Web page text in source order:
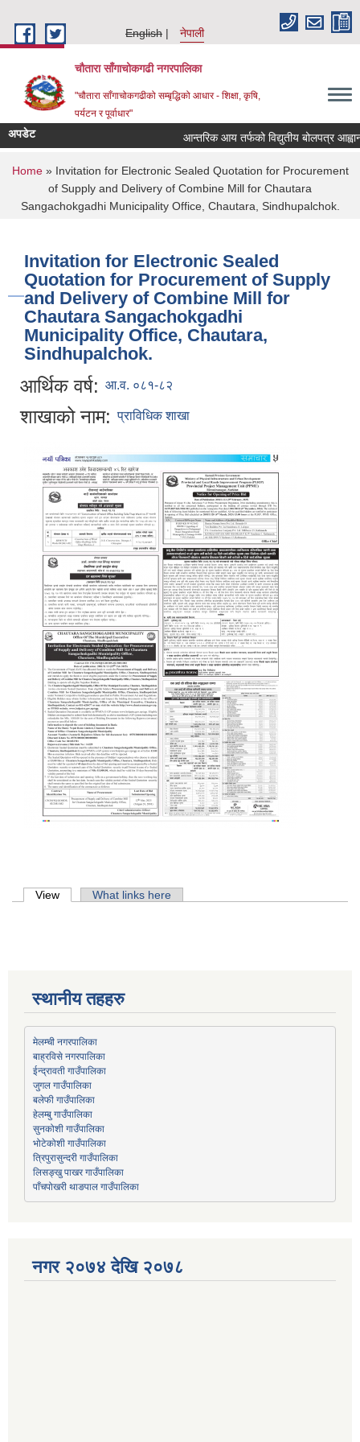
English
नेपाली
चौतारा साँगाचोकगढी नगरपालिका
"चौतारा साँगाचोकगढीको सम्बृद्धिको आधार - शिक्षा, कृषि,
पर्यटन र पूर्वाधार"
अपडेट आन्तरिक आय तर्फको विद्युतीय बोलपत्र आह्वान
You are here
Home» Invitation for Electronic Sealed Quotation for Procurement
of Supply and Delivery of Combine Mill for Chautara
Sangachokgadhi Municipality Office, Chautara, Sindhupalchok.
Invitation for Electronic Sealed
Quotation for Procurement of Supply
and Delivery of Combine Mill for
Chautara Sangachokgadhi
Municipality Office, Chautara,
Sindhupalchok.
आर्थिक वर्ष: आ.व. ०८१-८२
शाखाको नाम: प्राविधिक शाखा
Primary tabs
View (active tab)What links here
स्थानीय तहहरु
मेलम्ची नगरपालिका
बाह्रविसे नगरपालिका
ईन्द्रावती गाउँपालिका
जुगल गाउँपालिका
बलेफी गाउँपालिका
हेलम्बु गाउँपालिका
सुनकोशी गाउँपालिका
भोटेकोशी गाउँपालिका
त्रिपुरासुन्दरी गाउँपालिका
लिसङ्खु पाखर गाउँपालिका
पाँचपोखरी थाङपाल गाउँपालिका
नगर २०७४ देखि २०७८